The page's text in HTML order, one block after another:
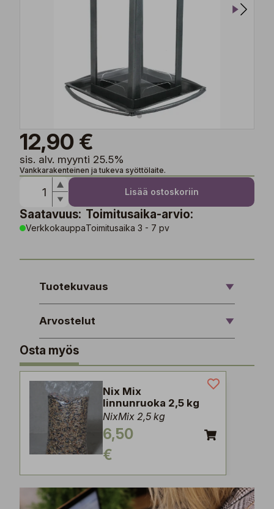
12,90 €
sis. alv. myynti 25.5%
Vankkarakenteinen ja tukeva syöttölaite.
Lisää ostoskoriin
Saatavuus:
Verkkokauppa
Toimitusaika-arvio:
Toimitusaika 3 - 7 pv
Tuotekuvaus
Arvostelut
Osta myös
Nix Mix
linnunruoka 2,5 kg
NixMix 2,5 kg
6,50
€